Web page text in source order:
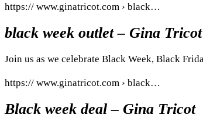
https:// www.ginatricot.com › black…
black week outlet – Gina Tricot
Join us as we celebrate Black Week, Black
https:// www.ginatricot.com › black…
Black week deal – Gina Tricot